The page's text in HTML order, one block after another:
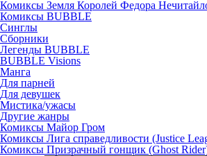
Комиксы Земля Королей Федора
Комиксы BUBBLE
Синглы
Сборники
Легенды BUBBLE
BUBBLE Visions
Манга
Для парней
Для девушек
Мистика/ужасы
Другие жанры
Комиксы Майор Гром
Комиксы Лига справедливости (Justice
Комиксы Призрачный гонщик (Ghost